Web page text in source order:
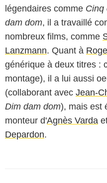
légendaires comme Cinq
dam dom, il a travaillé
nombreux films, comme
Lanzmann. Quant à
générique à deux titres :
montage), il a lui aussi
(collaborant avec Jean-
Dim dam dom), mais est
monteur d'Agnès Varda
Depardon.